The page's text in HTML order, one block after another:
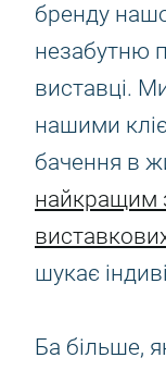
бренду
незабутню
виставці.
нашими
бачення в
найкращим
шукає
Ба більше,